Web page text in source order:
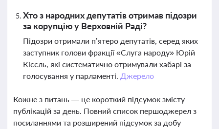
Хто з народних депутатів отримав підозри
за корупцію у Верховній Раді?
Підозри отримали п’ятеро депутатів, серед яких
заступник голови фракції «Слуга народу» Юрій
Кісєль, які систематично отримували хабарі за
голосування у парламенті. Джерело
Кожне з питань — це короткий підсумок змісту
публікацій за день. Повний список першоджерел з
посиланнями та розширений підсумок за добу